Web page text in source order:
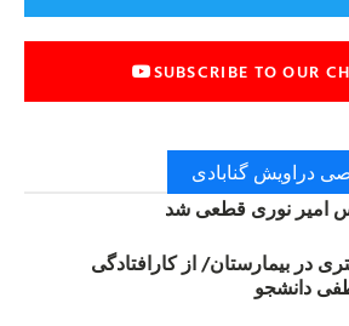
SUBSCRIBE TO OUR
دراویش گنابادی
نوری قطعی شد
در بیمارستان/ از کارافتادگی